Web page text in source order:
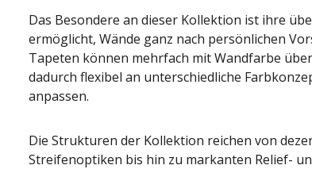
Das Besondere an dieser Kollektion ist ihre
ermöglicht, Wände ganz nach persönlichen
Tapeten können mehrfach mit Wandfarbe
dadurch flexibel an unterschiedliche
anpassen.
Die Strukturen der Kollektion reichen von
Streifenoptiken bis hin zu markanten Relief-